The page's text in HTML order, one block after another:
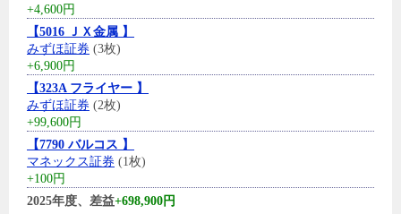
+4,600円
【5016 ＪＸ金属 】
みずほ証券 (3枚)
+6,900円
【323A フライヤー 】
みずほ証券 (2枚)
+99,600円
【7790 バルコス 】
マネックス証券 (1枚)
+100円
2025年度、差益+698,900円